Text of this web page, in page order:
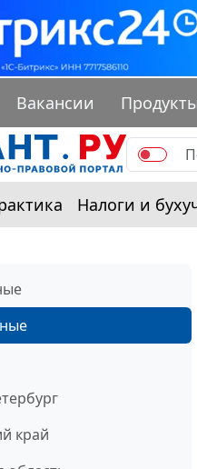
Вакансии
Налоги и
край